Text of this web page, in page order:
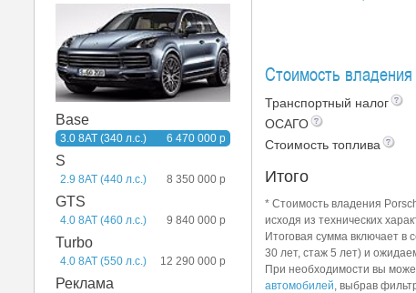
Base
6 470 000 р
3.0 8AT (340 л.с.)
S
8 350 000 р
2.9 8AT (440 л.с.)
GTS
9 840 000 р
4.0 8AT (460 л.с.)
Turbo
12 290 000 р
4.0 8AT (550 л.с.)
Реклама
Стоимость
Транспортный налог
ОСАГО
Стоимость топлива
Итого
* Стоимость владения
исходя из технических
Итоговая сумма включает
30 лет, стаж 5 лет) и
При необходимости вы
автомобилей, выбрав